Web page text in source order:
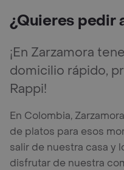
¿Quieres pedir
¡En Zarzamora
domicilio rápido,
Rappi!
En Colombia,
de platos para esos
salir de nuestra casa y
disfrutar de nuestra